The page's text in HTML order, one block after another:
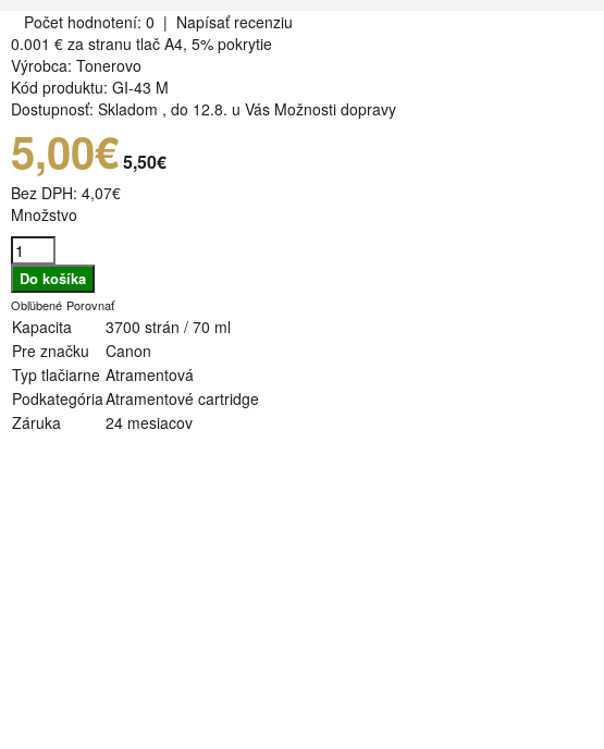
Počet hodnotení: 0 | Napísať recenziu
0.001 € za stranu tlač A4, 5% pokrytie
Výrobca: Tonerovo
Kód produktu: GI-43 M
Dostupnosť: Skladom , do 12.8. u Vás Možnosti dopravy
5,00€5,50€
Bez DPH: 4,07€
Množstvo
Obľúbené Porovnať
Kapacita
3700 strán / 70 ml
Pre značku
Canon
Typ tlačiarne Atramentová
PodkategóriaAtramentové cartridge
Záruka
24 mesiacov